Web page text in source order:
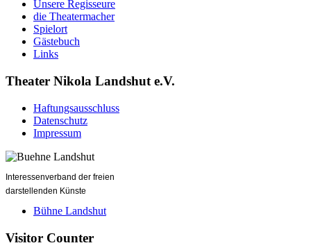
Unsere Regisseure
die Theatermacher
Spielort
Gästebuch
Links
Theater Nikola Landshut e.V.
Haftungsausschluss
Datenschutz
Impressum
Interessenverband der freien
darstellenden Künste
Bühne Landshut
Visitor Counter